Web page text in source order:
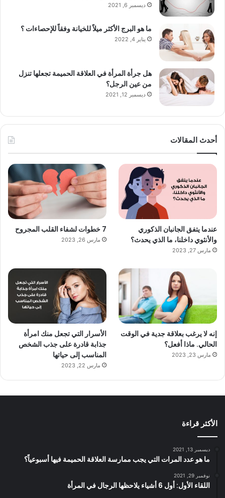
ديسمبر 6, 2021
ما هو البرج الأكثر ميلاً للخيانة وفقاً للإحصاءات ؟
يناير 4, 2022
هل جرأة المرأة في العلاقة الحميمة تجعلها تنزل
من عين الرجل؟
ديسمبر 12, 2021
أحدث المقالات
عندما يتفق الجانبان الذكوري
والأنثوي داخلنا، ما الذي يحدث؟
مارس 27, 2023
7 خطوات لشفاء القلب المجروح
مارس 26, 2023
إنه لا يرغب بعلاقة جدية في الوقت
الحالي. ماذا أفعل؟
مارس 23, 2023
الأسرار التي تجعل منك امرأة
جذابة قادرة على جذب الشخص
المناسب إلى حياتها
مارس 22, 2023
الأكثر قراءة
ديسمبر 13, 2021
ما هو عدد المرات التي يجب ممارسة العلاقة الحميمة فيها أسبوعياً؟
نوفمبر 29, 2021
اللقاء الأول: أول 6 أشياء يلاحظها الرجال في المرأة